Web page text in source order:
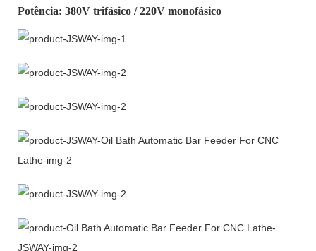
Potência: 380V trifásico / 220V monofásico